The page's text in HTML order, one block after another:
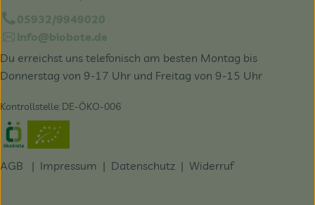
05932/9949020
info@biobote.de
Du erreichst uns telefonisch am besten Montag bis
Donnerstag von 9-17 Uhr und Freitag von 9-15 Uhr
Kontrollstelle: DE-ÖKO-006
Externer Link zu https://www.oekokiste.de/
AGB | Impressum | Datenschutz | Widerruf